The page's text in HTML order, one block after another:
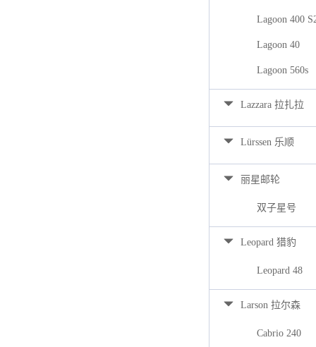
Lagoon 400
Lagoon 40
Lagoon 560s
Lazzara 拉扎拉
Lürssen 乐顺
丽星邮轮
双子星号
Leopard 猎豹
Leopard 48
Larson 拉尔森
Cabrio 240